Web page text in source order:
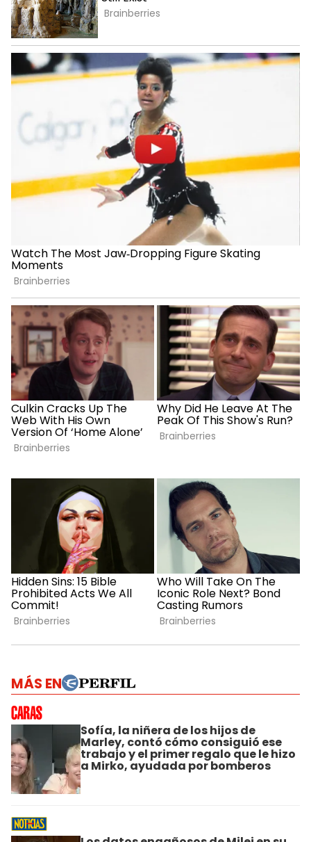
MÁS EN
Sofía, la niñera de los hijos de
Marley, contó cómo consiguió ese
trabajo y el primer regalo que le hizo
a Mirko, ayudada por bomberos